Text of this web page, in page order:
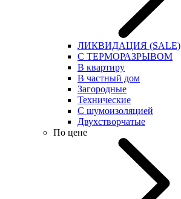
ЛИКВИДАЦИЯ (SALE)
С ТЕРМОРАЗРЫВОМ
В квартиру
В частный дом
Загородные
Технические
С шумоизоляцией
Двухстворчатые
По цене